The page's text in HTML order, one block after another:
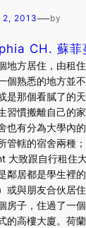
2, 2013—by
CH. 蘇菲
地方居住，由租
個熟悉的地方並
是那個看膩了的天
習慣搬離自己的
也有分為大學內
管轄的宿舍兩種
大致跟自行租住
鄰居都是學生裡
或與朋友合伙居
房子，住過了一
的高樓大廈。荷